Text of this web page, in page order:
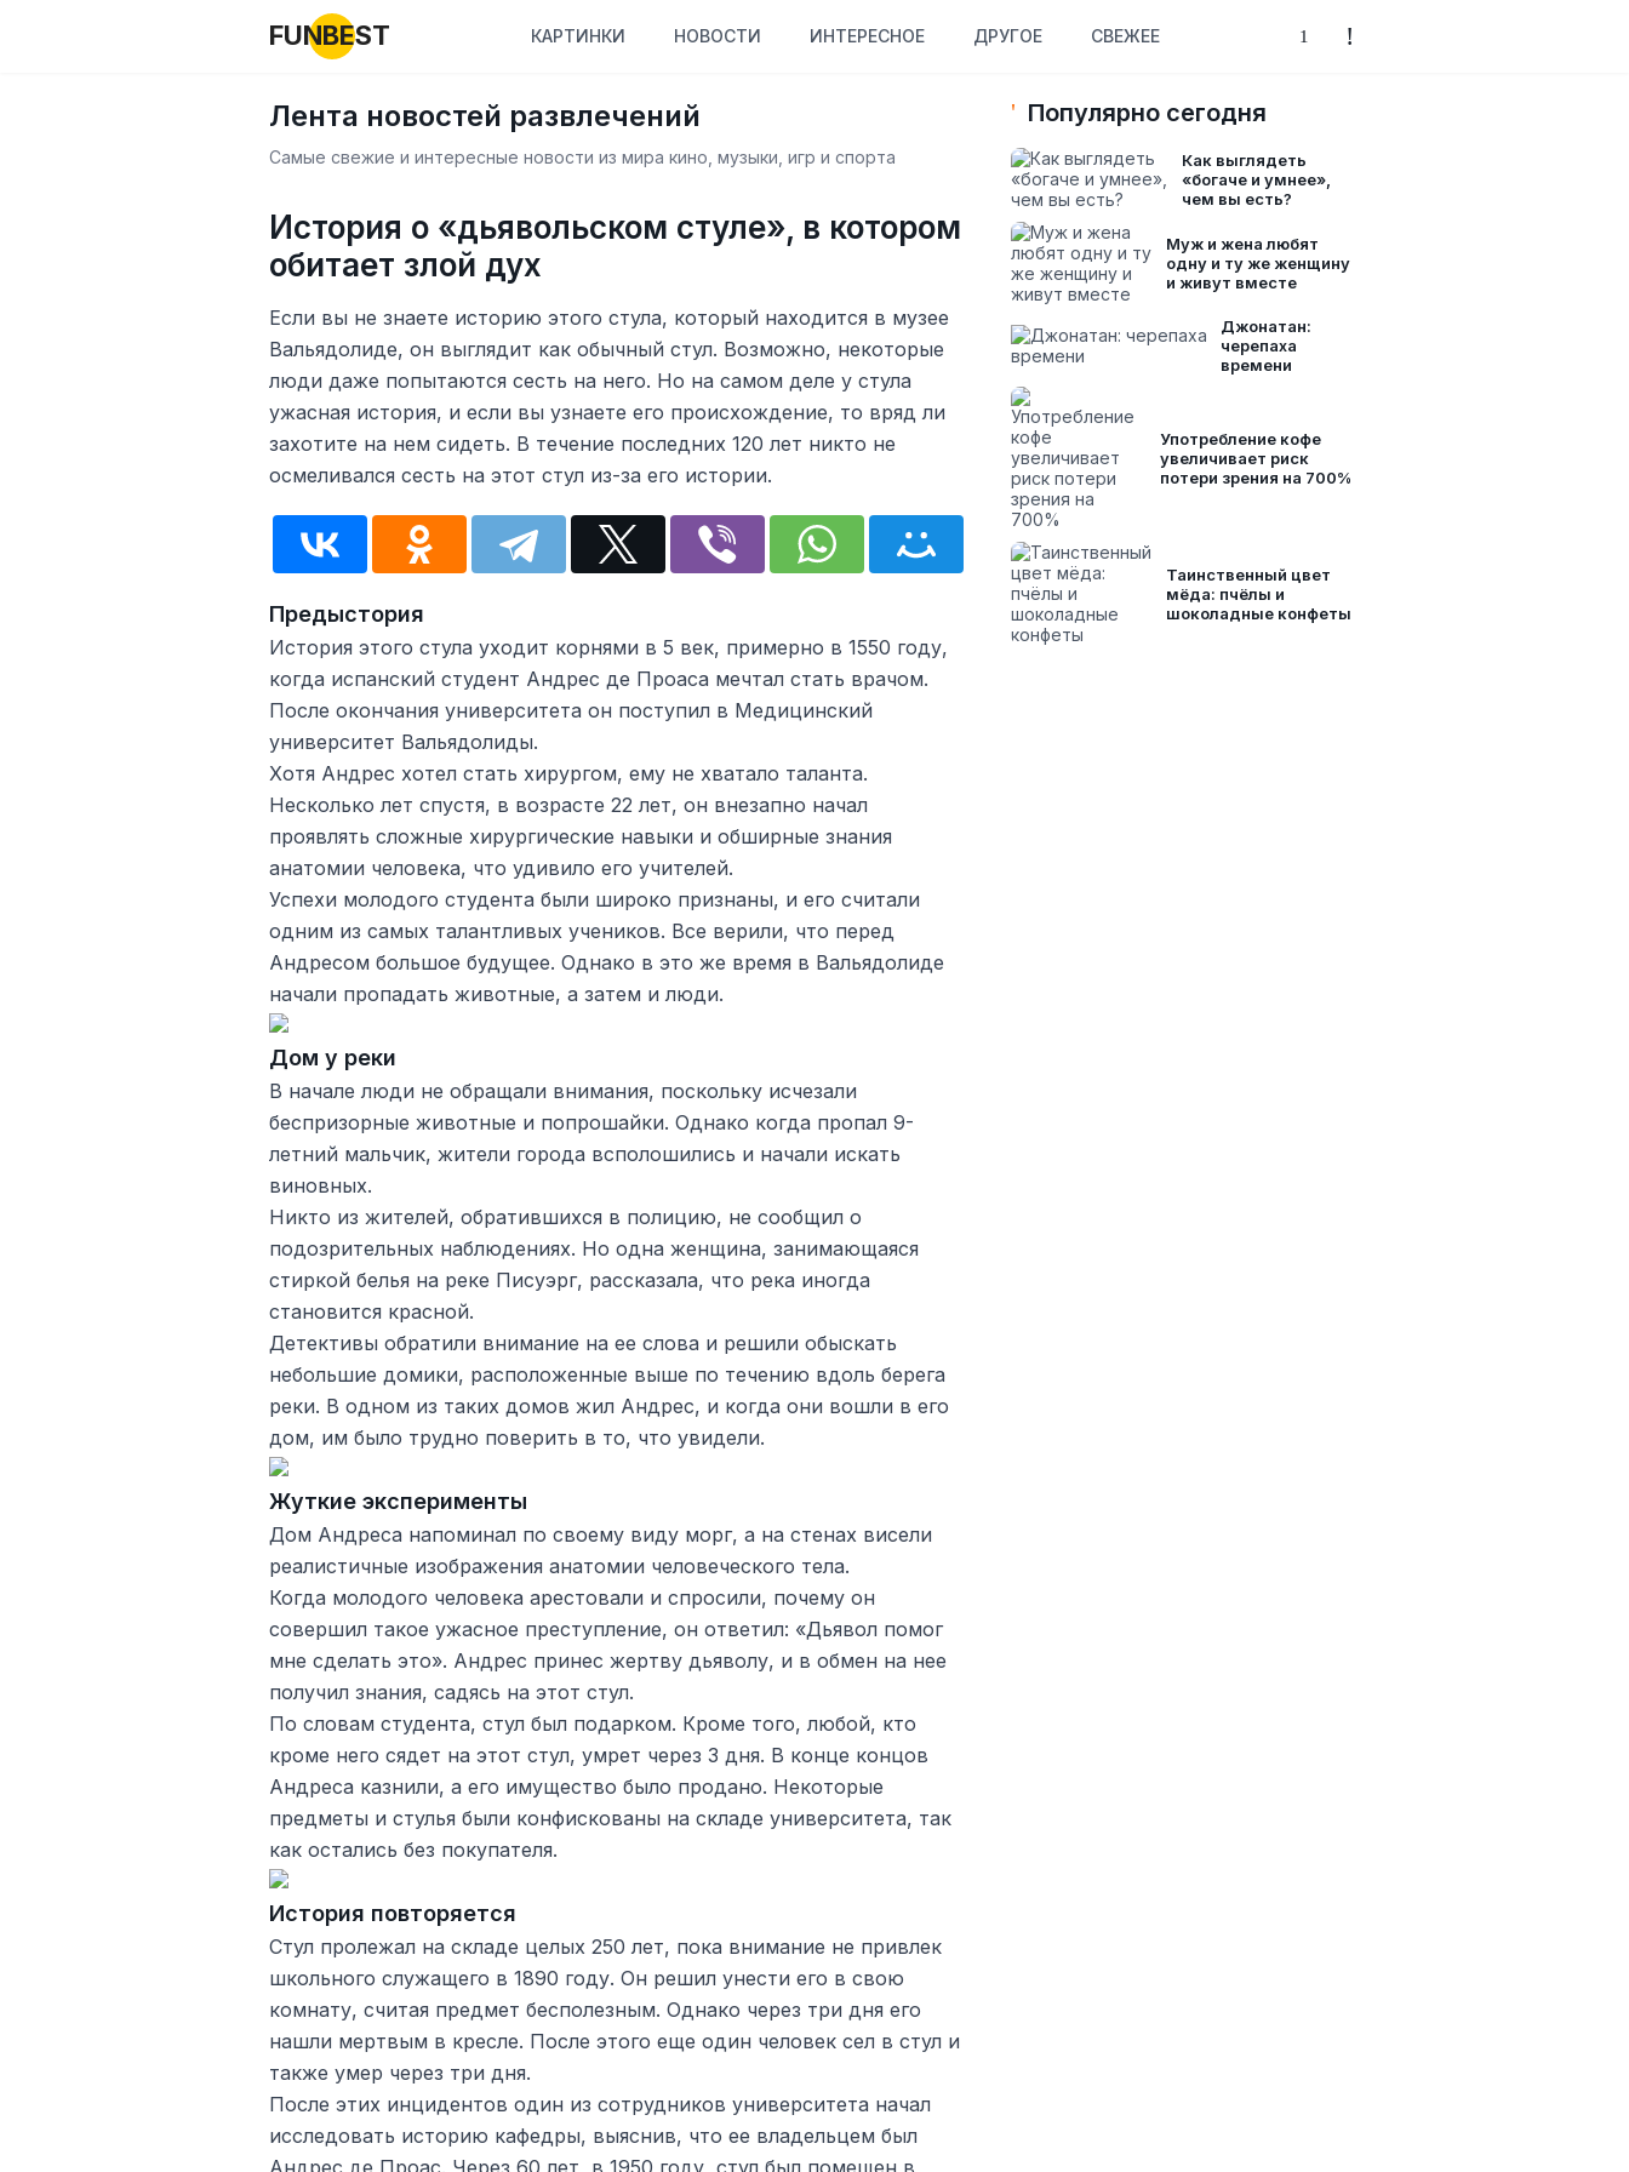
FUNBEST КАРТИНКИ НОВОСТИ ИНТЕРЕСНОЕ ДРУГОЕ СВЕЖЕЕ
Лента новостей развлечений
Самые свежие и интересные новости из мира кино, музыки, игр и спорта
История о «дьявольском стуле», в котором
обитает злой дух
Если вы не знаете историю этого стула, который находится в музее
Вальядолиде, он выглядит как обычный стул. Возможно, некоторые
люди даже попытаются сесть на него. Но на самом деле у стула
ужасная история, и если вы узнаете его происхождение, то вряд ли
захотите на нем сидеть. В течение последних 120 лет никто не
осмеливался сесть на этот стул из-за его истории.
Предыстория
История этого стула уходит корнями в 5 век, примерно в 1550 году,
когда испанский студент Андрес де Проаса мечтал стать врачом.
После окончания университета он поступил в Медицинский
университет Вальядолиды.
Хотя Андрес хотел стать хирургом, ему не хватало таланта.
Несколько лет спустя, в возрасте 22 лет, он внезапно начал
проявлять сложные хирургические навыки и обширные знания
анатомии человека, что удивило его учителей.
Успехи молодого студента были широко признаны, и его считали
одним из самых талантливых учеников. Все верили, что перед
Андресом большое будущее. Однако в это же время в Вальядолиде
начали пропадать животные, а затем и люди.
Дом у реки
В начале люди не обращали внимания, поскольку исчезали
беспризорные животные и попрошайки. Однако когда пропал 9-
летний мальчик, жители города всполошились и начали искать
виновных.
Никто из жителей, обратившихся в полицию, не сообщил о
подозрительных наблюдениях. Но одна женщина, занимающаяся
стиркой белья на реке Писуэрг, рассказала, что река иногда
становится красной.
Детективы обратили внимание на ее слова и решили обыскать
небольшие домики, расположенные выше по течению вдоль берега
реки. В одном из таких домов жил Андрес, и когда они вошли в его
дом, им было трудно поверить в то, что увидели.
Жуткие эксперименты
Дом Андреса напоминал по своему виду морг, а на стенах висели
реалистичные изображения анатомии человеческого тела.
Когда молодого человека арестовали и спросили, почему он
совершил такое ужасное преступление, он ответил: «Дьявол помог
мне сделать это». Андрес принес жертву дьяволу, и в обмен на нее
получил знания, садясь на этот стул.
По словам студента, стул был подарком. Кроме того, любой, кто
кроме него сядет на этот стул, умрет через 3 дня. В конце концов
Андреса казнили, а его имущество было продано. Некоторые
предметы и стулья были конфискованы на складе университета, так
как остались без покупателя.
История повторяется
Стул пролежал на складе целых 250 лет, пока внимание не привлек
школьного служащего в 1890 году. Он решил унести его в свою
комнату, считая предмет бесполезным. Однако через три дня его
нашли мертвым в кресле. После этого еще один человек сел в стул и
также умер через три дня.
После этих инцидентов один из сотрудников университета начал
исследовать историю кафедры, выяснив, что ее владельцем был
Андрес де Проас. Через 60 лет, в 1950 году, стул был помещен в
Популярно сегодня
Как выглядеть
«богаче и умнее»,
чем вы есть?
Муж и жена любят
одну и ту же женщину
и живут вместе
Джонатан:
черепаха
времени
Употребление кофе
увеличивает риск
потери зрения на 700%
Таинственный цвет
мёда: пчёлы и
шоколадные конфеты